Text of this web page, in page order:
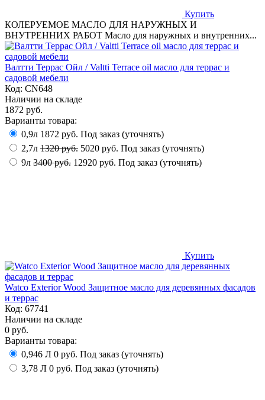
Купить
КОЛЕРУЕМОЕ МАСЛО ДЛЯ НАРУЖНЫХ И
ВНУТРЕННИХ РАБОТ Масло для наружных и внутренних...
Валтти Террас Ойл / Valtti Terrace oil масло для террас и
садовой мебели
Код: CN648
Наличии на складе
1872 руб.
Варианты товара:
0,9л 1872 руб. Под заказ (уточнять)
2,7л 1320 руб. 5020 руб. Под заказ (уточнять)
9л 3400 руб. 12920 руб. Под заказ (уточнять)
Купить
Watco Exterior Wood Защитное масло для деревянных фасадов
и террас
Код: 67741
Наличии на складе
0 руб.
Варианты товара:
0,946 Л 0 руб. Под заказ (уточнять)
3,78 Л 0 руб. Под заказ (уточнять)